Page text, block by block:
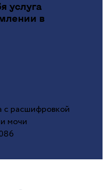
услуга
в
с расшифровкой
мочи